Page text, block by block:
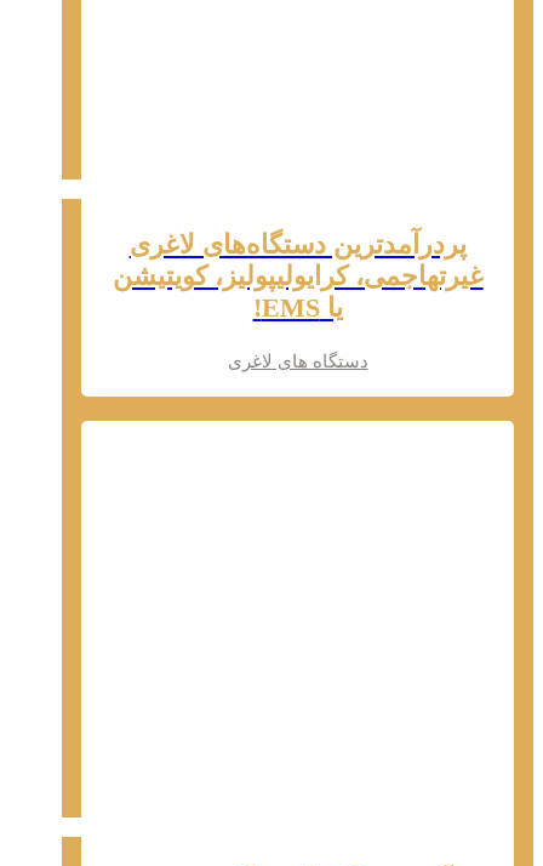
پردرآمدترین دستگاه‌های لاغری
غیرتهاجمی، کرایولیپولیز، کویتیشن
یا EMS!
دستگاه های لاغری